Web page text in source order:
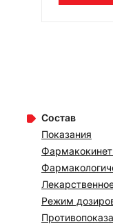
Состав
Показания
Режим